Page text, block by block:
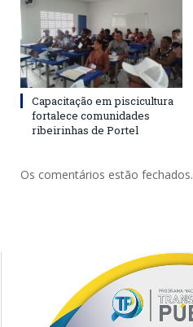
Capacitação em piscicultura
fortalece comunidades
ribeirinhas de Portel
Os comentários estão fechados.